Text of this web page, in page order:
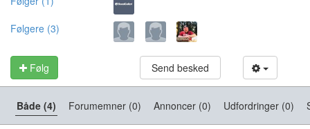
Følgere (3)
Følg Send besked
Både (4) Forumemner (0) Annoncer (0) Udfordringer (0)